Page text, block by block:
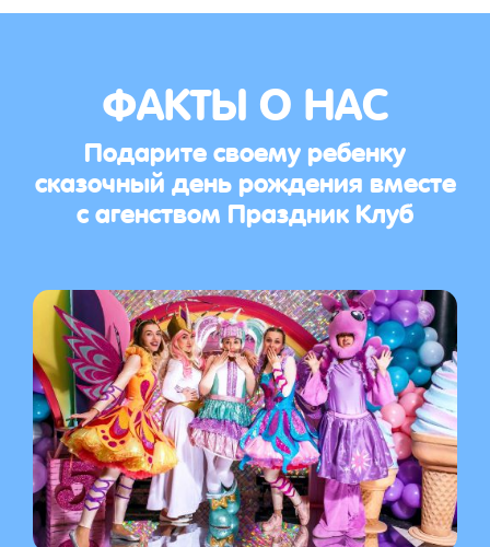
ФАКТЫ О НАС
Подарите своему ребенку
сказочный день рождения вместе
с агенством Праздник Клуб